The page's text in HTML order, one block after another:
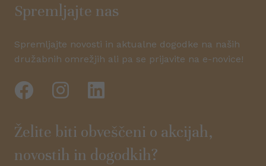
Spremljajte nas
Spremljajte novosti in aktualne dogodke na naših
družabnih omrežjih ali pa se prijavite na e-novice!
Želite biti obveščeni o akcijah,
novostih in dogodkih?